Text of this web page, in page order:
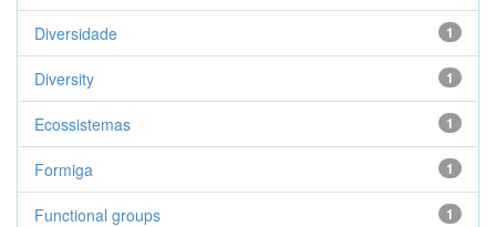
1
Diversidade
1
Diversity
1
Ecossistemas
1
Formiga
1
Functional groups